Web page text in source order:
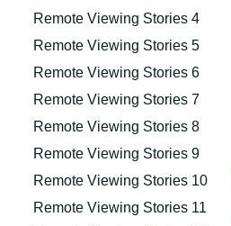
Remote Viewing Stories 4
Remote Viewing Stories 5
Remote Viewing Stories 6
Remote Viewing Stories 7
Remote Viewing Stories 8
Remote Viewing Stories 9
Remote Viewing Stories 10
Remote Viewing Stories 11